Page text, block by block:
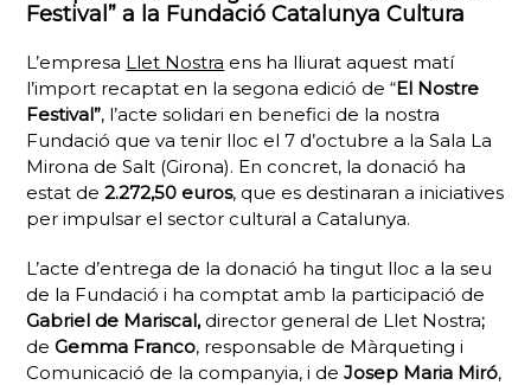
Festival” a la Fundació Catalunya Cultura
L’empresa Llet Nostra ens ha lliurat aquest matí
l’import recaptat en la segona edició de “El Nostre
Festival”, l’acte solidari en benefici de la nostra
Fundació que va tenir lloc el 7 d’octubre a la Sala La
Mirona de Salt (Girona). En concret, la donació ha
estat de2.272,50 euros, que es destinaran a iniciatives
per impulsar el sector cultural a Catalunya.
L’acte d’entrega de la donació ha tingut lloc a la seu
de la Fundació i ha comptat amb la participació de
Gabriel de Mariscal, director general de Llet Nostra;
deGemma Franco, responsable de Màrqueting i
Comunicació de la companyia, i deJosep Maria Miró,